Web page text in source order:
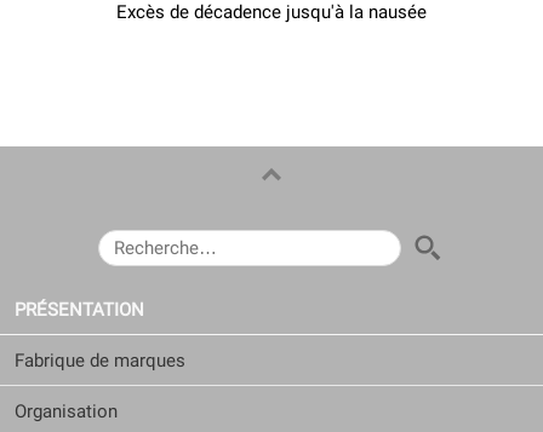
Excès de décadence jusqu'à la nausée
RECHERCHER :
PRÉSENTATION
Fabrique de marques
Organisation